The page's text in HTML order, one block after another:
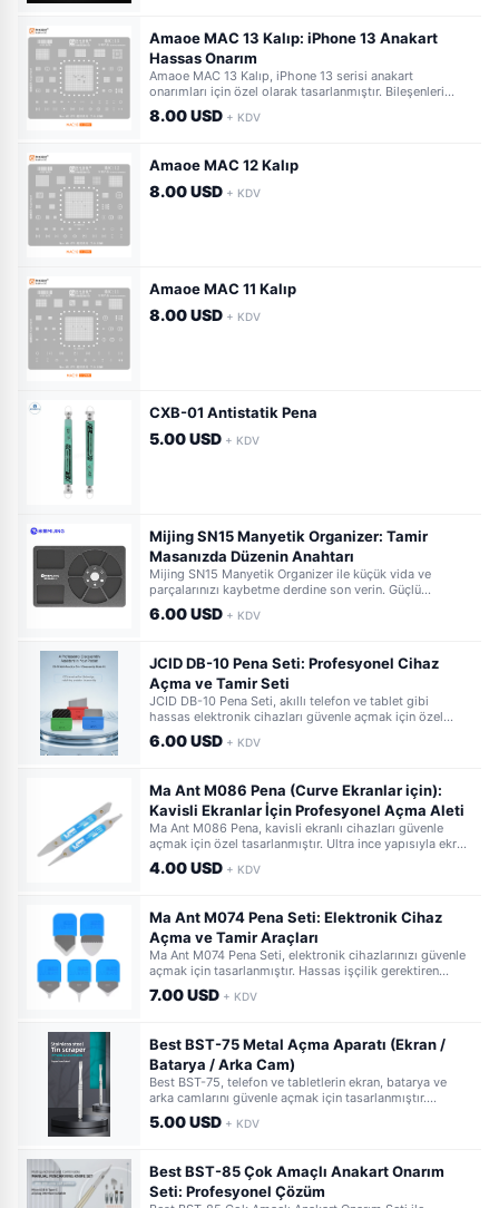
Amaoe MAC 13 Kalıp: iPhone 13 Anakart
Hassas Onarım
Amaoe MAC 13 Kalıp, iPhone 13 serisi anakart
onarımları için özel olarak tasarlanmıştır. Bileşenleri
kusursuz hizalayarak lehimleme işlemlerini kolaylaştırır
ve başarı oranını artırır. Profesyonel tamirciler için
8.00 USD + KDV
Amaoe MAC 12 Kalıp
8.00 USD + KDV
Amaoe MAC 11 Kalıp
8.00 USD + KDV
CXB-01 Antistatik Pena
5.00 USD + KDV
Mijing SN15 Manyetik Organizer: Tamir
Masanızda Düzenin Anahtarı
Mijing SN15 Manyetik Organizer ile küçük vida ve
parçalarınızı kaybetme derdine son verin. Güçlü
manyetik yüzeyi sayesinde tamir esnasında her şey
elinizin altında ve düzenli kalır. Profesyonel ve amatör
6.00 USD + KDV
JCID DB-10 Pena Seti: Profesyonel Cihaz
Açma ve Tamir Seti
JCID DB-10 Pena Seti, akıllı telefon ve tablet gibi
hassas elektronik cihazları güvenle açmak için özel
olarak tasarlanmıştır. Yüksek kaliteli, dayanıklı
malzemesi sayesinde cihazınıza zarar vermeden
6.00 USD + KDV
Ma Ant M086 Pena (Curve Ekranlar için):
Kavisli Ekranlar İçin Profesyonel Açma Aleti
Ma Ant M086 Pena, kavisli ekranlı cihazları güvenle
açmak için özel tasarlanmıştır. Ultra ince yapısıyla ekran
ve çerçeve arasına kolayca girer, hassas onarım sağlar.
Cihazınıza zarar vermeden profesyonel sonuçlar elde
4.00 USD + KDV
Ma Ant M074 Pena Seti: Elektronik Cihaz
Açma ve Tamir Araçları
Ma Ant M074 Pena Seti, elektronik cihazlarınızı güvenle
açmak için tasarlanmıştır. Hassas işçilik gerektiren
tamir ve bakım işlemlerinizde çizmeden ve zarar
vermeden müdahale etmenizi sağlar. Profesyonel
7.00 USD + KDV
Best BST-75 Metal Açma Aparatı (Ekran /
Batarya / Arka Cam)
Best BST-75, telefon ve tabletlerin ekran, batarya ve
arka camlarını güvenle açmak için tasarlanmıştır.
Yüksek dayanıklılığa sahip metal yapısıyla hassas
tamirlerinizde vazgeçilmeziniz olacak.
5.00 USD + KDV
Best BST-85 Çok Amaçlı Anakart Onarım
Seti: Profesyonel Çözüm